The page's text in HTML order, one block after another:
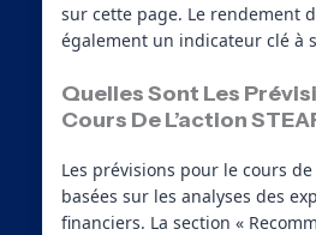
sur cette page. Le rendement
également un indicateur clé à
Quelles Sont Les
Cours De L’action
Les prévisions pour le cours de
basées sur les analyses des
financiers. La section «